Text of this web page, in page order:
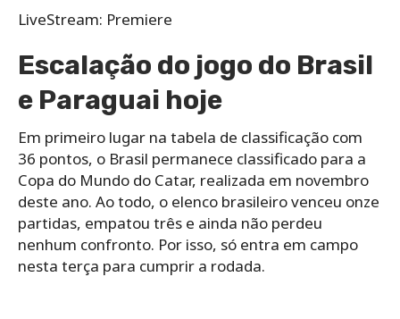
LiveStream: Premiere
Escalação do jogo do Brasil
e Paraguai hoje
Em primeiro lugar na tabela de classificação com
36 pontos, o Brasil permanece classificado para a
Copa do Mundo do Catar, realizada em novembro
deste ano. Ao todo, o elenco brasileiro venceu onze
partidas, empatou três e ainda não perdeu
nenhum confronto. Por isso, só entra em campo
nesta terça para cumprir a rodada.